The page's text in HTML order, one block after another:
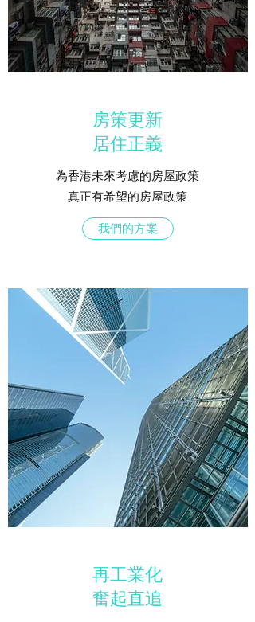
房策更新
居住正義
為香港未來考慮的房屋政策
真正有希望的房屋政策
我們的方案
再工業化
奮起直追